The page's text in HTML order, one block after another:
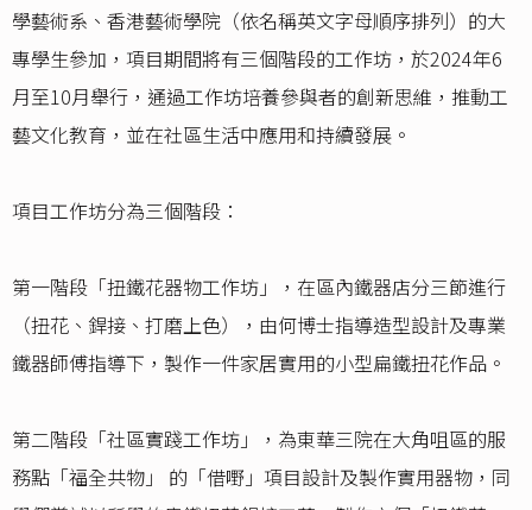
學藝術系、香港藝術學院（依名稱英文字母順序排列）的大
專學生參加，項目期間將有三個階段的工作坊，於2024年6
月至10月舉行，通過工作坊培養參與者的創新思維，推動工
藝文化教育，並在社區生活中應用和持續發展。
項目工作坊分為三個階段：
第一階段「扭鐵花器物工作坊」，在區內鐵器店分三節進行
（扭花、銲接、打磨上色），由何博士指導造型設計及專業
鐵器師傅指導下，製作一件家居實用的小型扁鐵扭花作品。
第二階段「社區實踐工作坊」，為東華三院在大角咀區的服
務點「福全共物」 的「借嘢」項目設計及製作實用器物，同